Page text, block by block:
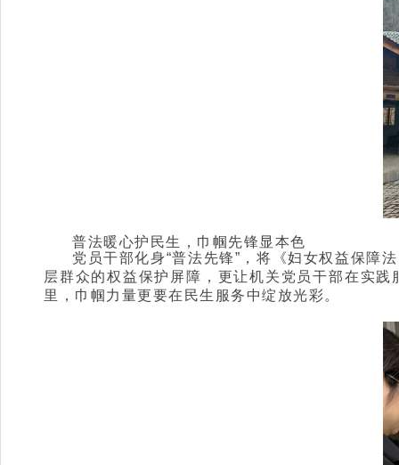
普法暖心护民生，巾帼先锋显本色
党员干部化身“普法先锋”，将《妇女权益保障
层群众的权益保护屏障，更让机关党员干部在实
里，巾帼力量更要在民生服务中绽放光彩。